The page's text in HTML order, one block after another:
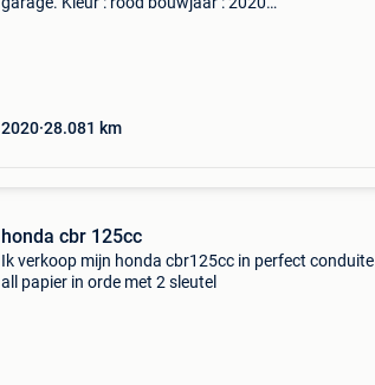
2020 28.081 km
honda cbr 125cc
Ik verkoop mijn honda cbr125cc in perfect conduite
all papier in orde met 2 sleutel